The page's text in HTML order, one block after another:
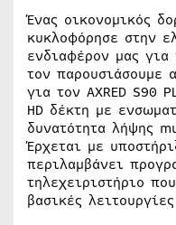
Ένας οικονομικός
κυκλοφόρησε στην
ενδιαφέρον μας
τον παρουσιάσουμε
για τον AXRED S90
HD δέκτη με
δυνατότητα λήψης
Έρχεται με
περιλαμβάνει
τηλεχειριστήριο
βασικές